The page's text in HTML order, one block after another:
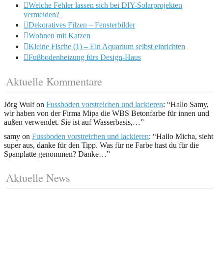
Welche Fehler lassen sich bei DIY-Solarprojekten
vermeiden?
Dekoratives Filzen – Fensterbilder
Wohnen mit Katzen
Kleine Fische (1) – Ein Aquarium selbst einrichten
Fußbodenheizung fürs Design-Haus
Aktuelle Kommentare
Jörg Wulfon Fussboden vorstreichen und lackieren: “Hallo Samy,
wir haben von der Firma Mipa die WBS Betonfarbe für innen und
außen verwendet. Sie ist auf Wasserbasis,…”
samy on Fussboden vorstreichen und lackieren: “Hallo Micha, sieht
super aus, danke für den Tipp. Was für ne Farbe hast du für die
Spanplatte genommen? Danke…”
Aktuelle News